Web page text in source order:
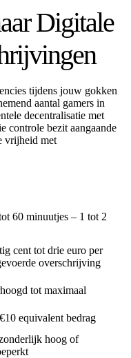
Digitale
tijdens jouw gokken
aantal gamers in
decentralisatie met
controle bezit aangaande
vrijheid met
60 minuutjes – 1 tot 2
cent tot drie euro per
overschrijving
tot maximaal
equivalent bedrag
hoog of